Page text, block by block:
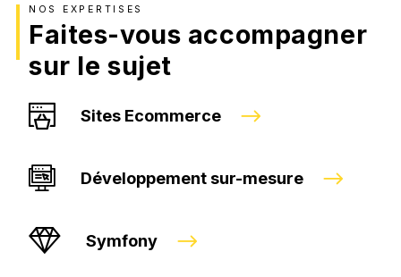
NOS EXPERTISES
Faites-vous accompagner
sur le sujet
Sites Ecommerce
Développement sur-mesure
Symfony